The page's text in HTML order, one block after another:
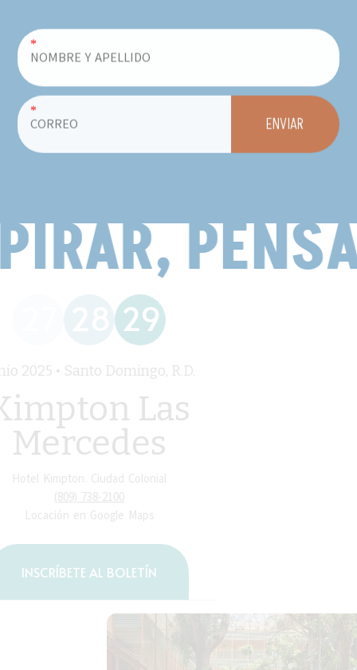
*
*
ENVIAR
29
2025 • Santo Domingo, R.D.
Las
Mercedes
Hotel Kimpton. Ciudad Colonial
(809) 738-2100
Locación en Google Maps
INSCRÍBETE AL BOLETÍN